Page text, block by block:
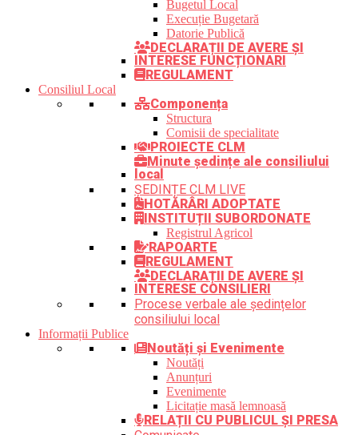
Bugetul Local
Execuție Bugetară
Datorie Publică
DECLARAȚII DE AVERE ȘI
INTERESE FUNCȚIONARI
REGULAMENT
Consiliul Local
Componența
Structura
Comisii de specialitate
PROIECTE CLM
Minute ședințe ale consiliului
local
ȘEDINȚE CLM LIVE
HOTĂRÂRI ADOPTATE
INSTITUȚII SUBORDONATE
Registrul Agricol
RAPOARTE
REGULAMENT
DECLARAȚII DE AVERE ȘI
INTERESE CONSILIERI
Procese verbale ale ședințelor
consiliului local
Informații Publice
Noutăți și Evenimente
Noutăți
Anunțuri
Evenimente
Licitație masă lemnoasă
RELAȚII CU PUBLICUL ȘI PRESA